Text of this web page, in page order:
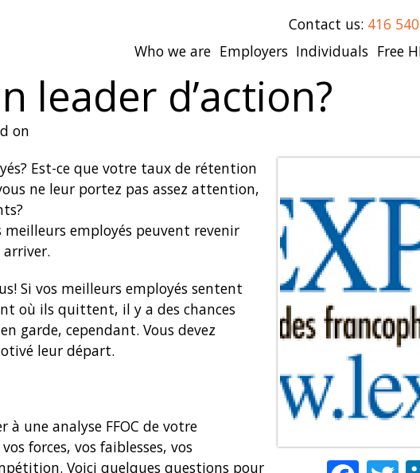
Contact us: 416
Who we are Employers Individuals Free
leader d’action?
on
Est-ce que votre taux de rétention
ne leur portez pas assez attention,
meilleurs employés peuvent revenir
Si vos meilleurs employés sentent
où ils quittent, il y a des chances
garde, cependant. Vous devez
leur départ.
à une analyse FFOC de votre
forces, vos faiblesses, vos
Voici quelques questions pour